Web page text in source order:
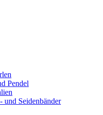
Pendel
und Seidenbänder